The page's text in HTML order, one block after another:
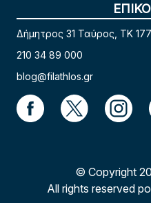
Δήμητρος 31 Ταύρος, TK
210 34 89 000
blog@filathlos.gr
© Copyright
All rights reserved